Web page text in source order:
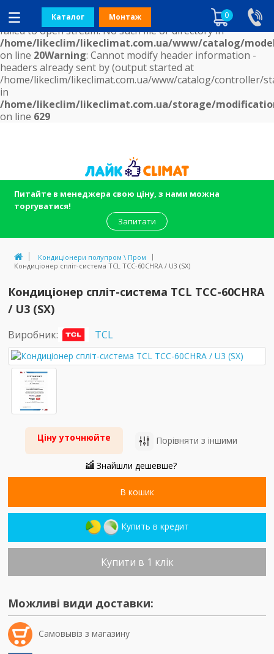
:
getimagesize(/home/likeclim/likeclimat.com.ua/www/
failed to open stream: No such file or directory in
/home/likeclim/likeclimat.com.ua/www/catalog/
on line 20Warning: Cannot modify header information -
headers already sent by (output started at
/home/likeclim/likeclimat.com.ua/www/catalog/controller/
in
/home/likeclim/likeclimat.com.ua/storage/
on line 629
Каталог Монтаж 0
Питайте в менеджера свою ціну, з нами можна
торгуватися!
Запитати
Кондиціонери полупром \ Пром
Кондиціонер спліт-система TCL TCC-60CHRA / U3 (SX)
Кондиціонер спліт-система TCL TCC-60CHRA
/ U3 (SX)
Виробник: TCL
Ціну уточнюйте Порівняти з іншими
Знайшли дешевше?
В кошик
Купить в кредит
Купити в 1 клік
Можливі види доставки:
Самовывiз з магазину